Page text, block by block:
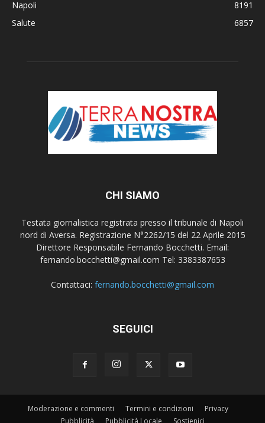
Napoli
8191
Salute
6857
CHI SIAMO
Testata giornalistica registrata presso il tribunale di Napoli
nord di Aversa. Registrazione N°2262/15 del 22 Aprile 2015
Direttore Responsabile Fernando Bocchetti. Email:
fernando.bocchetti@gmail.com Tel: 3383387653
Contattaci: fernando.bocchetti@gmail.com
SEGUICI
Moderazione e commenti Termini e condizioni
Privacy
Pubblicità
Pubblicità Locale Sostienici